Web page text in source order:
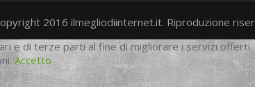
twitter
2016 ilmegliodiinternet.it. Riproduzione
e di terze parti al fine di migliorare i servizi
Accetto